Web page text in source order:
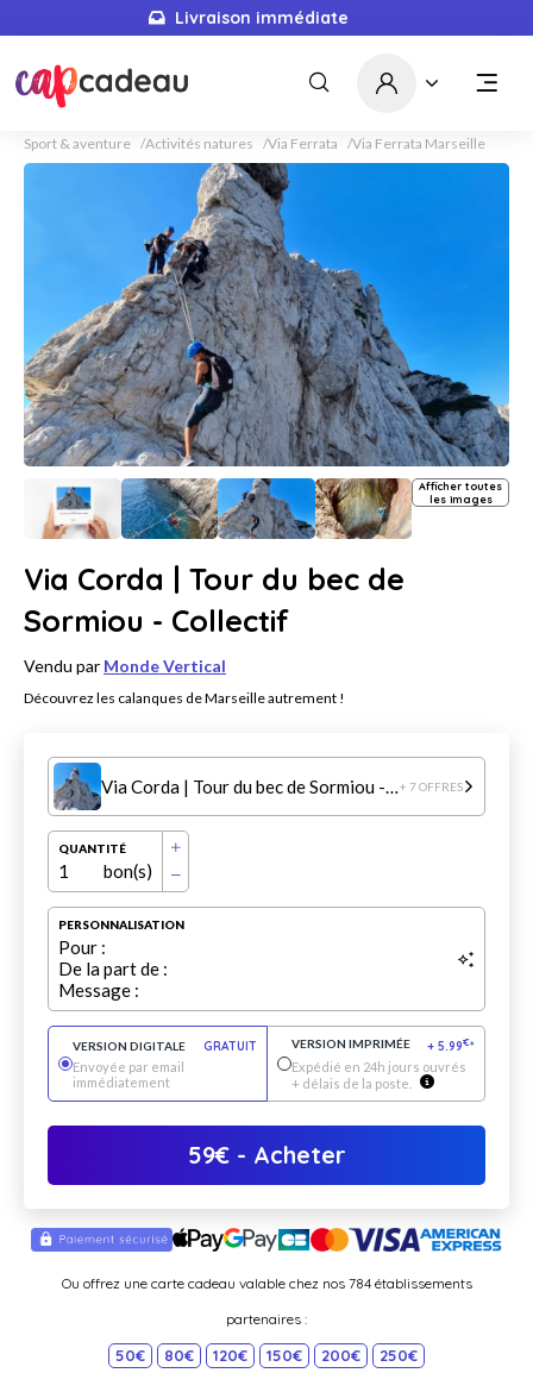
Livraison immédiate
Sport & aventure Activités natures Via Ferrata Via Ferrata Marseille
Afficher toutes
les images
Via Corda | Tour du bec de
Sormiou - Collectif
Vendu par Monde Vertical
Découvrez les calanques de Marseille autrement !
Via Corda | Tour du bec de Sormiou - Collectif+ 7 OFFRES
QUANTITÉ
1 bon(s)
PERSONNALISATION
Pour :
De la part de :
Message :
VERSION DIGITALE
GRATUIT
Envoyée par email
immédiatement
VERSION IMPRIMÉE + 5.99€*
Expédié en 24h jours ouvrés
+ délais de la poste.
59€- Acheter
Ou offrez une carte cadeau valable chez nos 784 établissements
partenaires :
50€ 80€ 120€ 150€ 200€ 250€